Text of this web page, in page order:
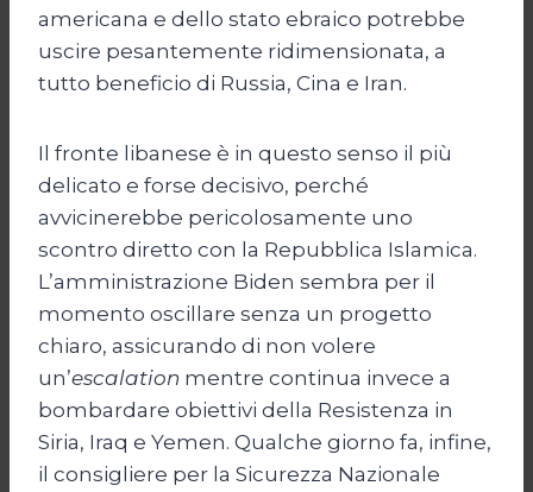
americana e dello stato ebraico potrebbe
uscire pesantemente ridimensionata, a
tutto beneficio di Russia, Cina e Iran.
Il fronte libanese è in questo senso il più
delicato e forse decisivo, perché
avvicinerebbe pericolosamente uno
scontro diretto con la Repubblica Islamica.
L’amministrazione Biden sembra per il
momento oscillare senza un progetto
chiaro, assicurando di non volere
un’escalation mentre continua invece a
bombardare obiettivi della Resistenza in
Siria, Iraq e Yemen. Qualche giorno fa, infine,
il consigliere per la Sicurezza Nazionale